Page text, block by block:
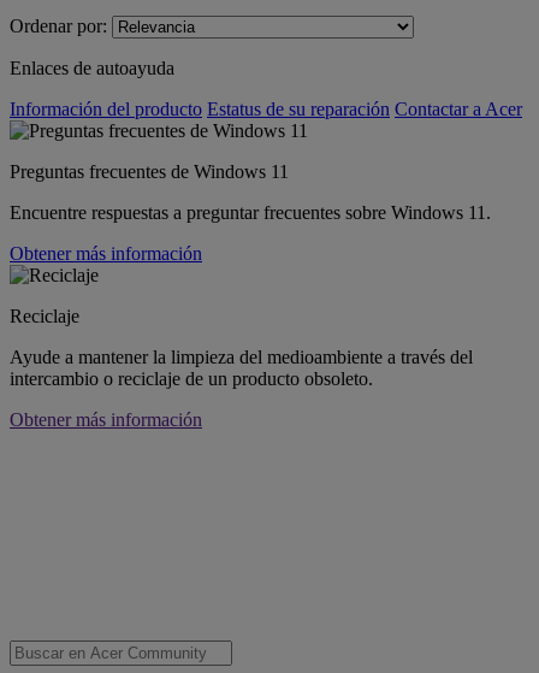
Ordenar por:
Enlaces de autoayuda
Información del producto Estatus de su reparación Contactar a Acer
Preguntas frecuentes de Windows 11
Encuentre respuestas a preguntar frecuentes sobre Windows 11.
Obtener más información
Reciclaje
Ayude a mantener la limpieza del medioambiente a través del
intercambio o reciclaje de un producto obsoleto.
Obtener más información